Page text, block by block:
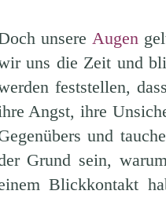
unsere Augen
uns die Zeit und
feststellen,
Angst, ihre
und
Grund sein,
Blickkontakt